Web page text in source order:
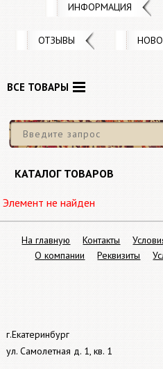
ИНФОРМАЦИЯ
ОТЗЫВЫ
ВСЕ ТОВАРЫ
КАТАЛОГ ТОВАРОВ
Элемент не найден
г.Екатеринбург
ул. Самолетная д. 1, кв. 1
На главную Контакты
О компании
Реквизиты